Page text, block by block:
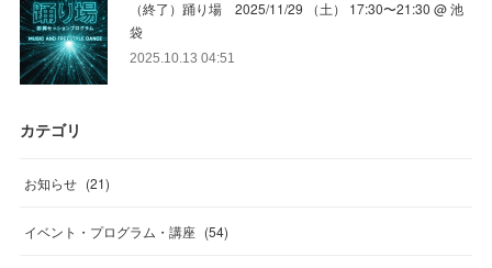
（終了）踊り場 2025/11/29 （土） 17:30〜21:30 @ 池
袋
2025.10.13 04:51
カテゴリ
お知らせ (21)
イベント・プログラム・講座 (54)